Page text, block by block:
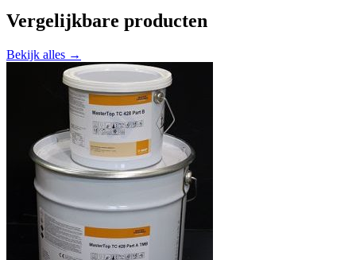
Vergelijkbare producten
Bekijk alles →